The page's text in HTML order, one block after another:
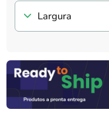
Largura